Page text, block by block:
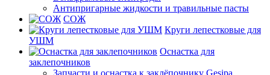
Антипригарные жидкости и травильные пасты
СОЖ
Круги лепестковые для
УШМ
Оснастка для
заклепочников
Запчасти и оснастка к заклёпочнику Gesipa